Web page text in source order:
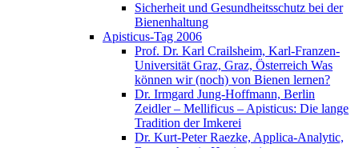
Sicherheit und Gesundheitsschutz bei der
Bienenhaltung
Apisticus-Tag 2006
Prof. Dr. Karl Crailsheim, Karl-Franzen-
Universität Graz, Graz, Österreich Was
können wir (noch) von Bienen lernen?
Dr. Irmgard Jung-Hoffmann, Berlin
Zeidler – Mellificus – Apisticus: Die lange
Tradition der Imkerei
Dr. Kurt-Peter Raezke, Applica-Analytic,